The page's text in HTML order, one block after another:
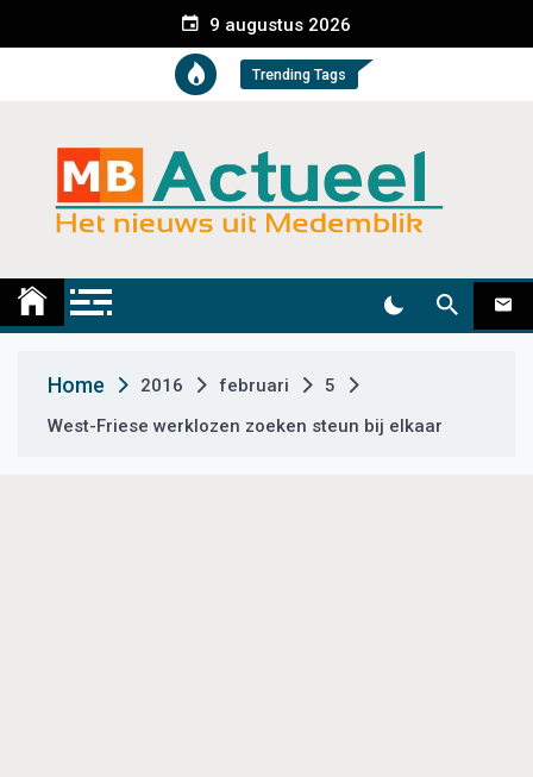
e
t
9 augustus 2026
Trending Tags
Medemblik Actueel
Home 2016 februari
5
West-Friese werklozen zoeken steun bij elkaar